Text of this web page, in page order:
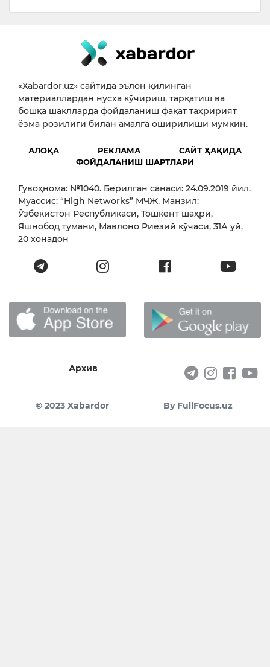
«Xabardor.uz» сайтида эълон қилинган
материаллардан нусха кўчириш, тарқатиш ва
бошқа шаклларда фойдаланиш фақат таҳририят
ёзма розилиги билан амалга оширилиши мумкин.
АЛОҚА РЕКЛАМА
САЙТ ҲАҚИДА
ФОЙДАЛАНИШ ШАРТЛАРИ
Гувоҳнома: №1040. Берилган санаси: 24.09.2019 йил.
Муассис: “High Networks” МЧЖ. Манзил:
Ўзбекистон Республикаси, Тошкент шаҳри,
Яшнобод тумани, Мавлоно Риёзий кўчаси, 31А уй,
20 хонадон
Архив
© 2023 Xabardor By FullFocus.uz